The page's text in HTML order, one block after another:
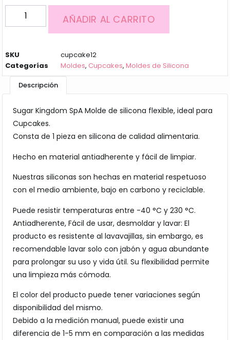
AÑADIR AL CARRITO
SKU
cupcake12
Categorías
Moldes, Cupcakes,Moldes de Silicona
Descripción
Sugar Kingdom SpA Molde de silicona flexible, ideal para
Cupcakes.
Consta de 1 pieza en silicona de calidad alimentaria.
Hecho en material antiadherente y fácil de limpiar.
Nuestras siliconas son hechas en material respetuoso
con el medio ambiente, bajo en carbono y reciclable.
Puede resistir temperaturas entre -40 °C y 230 °C.
Antiadherente, Fácil de usar, desmoldar y lavar: El
producto es resistente al lavavajillas, sin embargo, es
recomendable lavar solo con jabón y agua abundante
para prolongar su uso y vida útil. Su flexibilidad permite
una limpieza más cómoda.
El color del producto puede tener variaciones según
disponibilidad del mismo.
Debido a la medición manual, puede existir una
diferencia de 1-5 mm en comparación a las medidas